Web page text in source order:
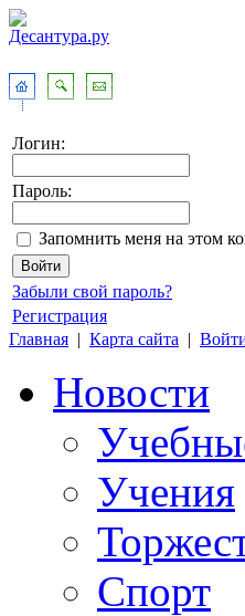
Логин:
Пароль:
Запомнить меня на этом
Забыли свой пароль?
Регистрация
Главная | Карта сайта |
Новости
Учения
Спорт